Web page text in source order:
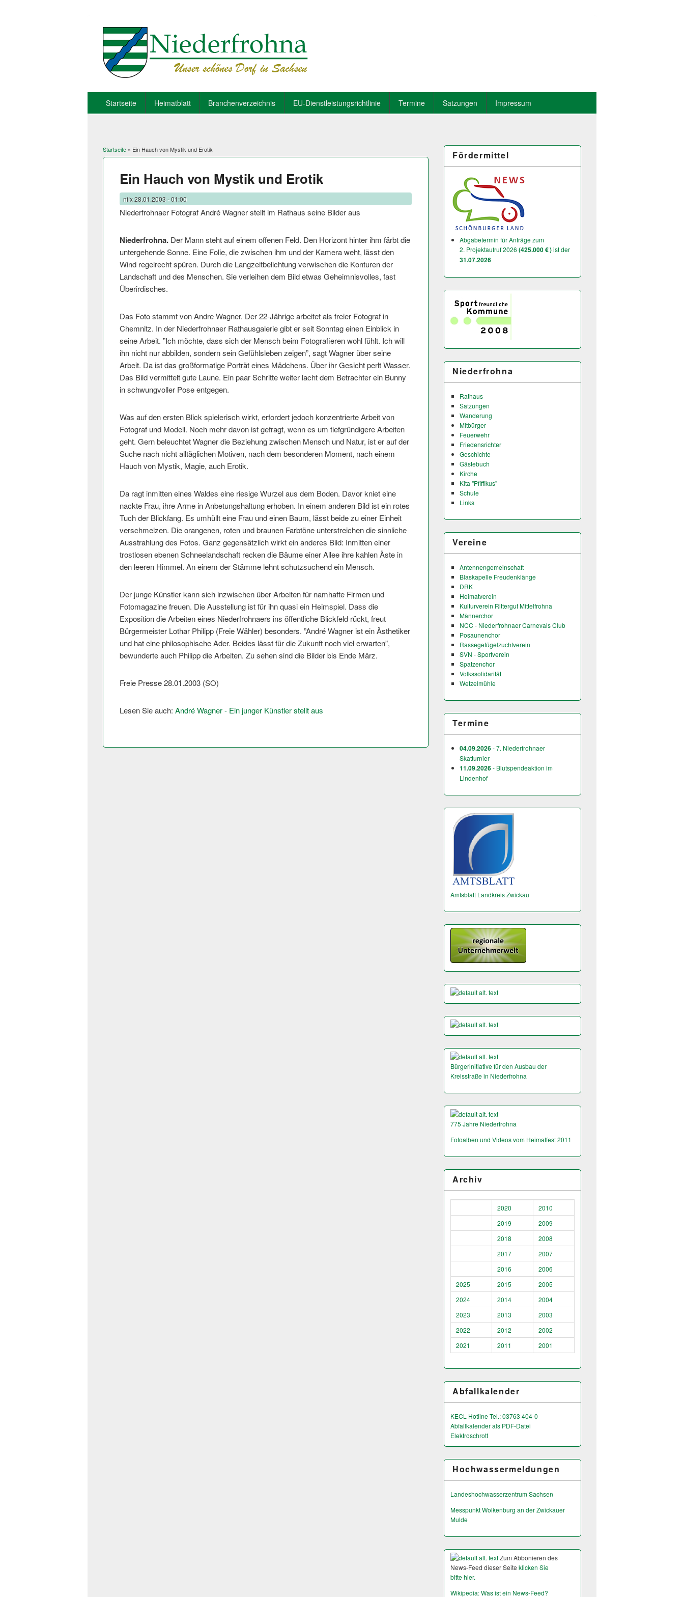
Startseite Heimatblatt Branchenverzeichnis EU-Dienstleistungsrichtlinie Termine Satzungen Impressum
Sie sind hier
Startseite » Ein Hauch von Mystik und Erotik
Ein Hauch von Mystik und Erotik
nfix28.01.2003 - 01:00
Niederfrohnaer Fotograf André Wagner stellt im Rathaus seine Bilder aus
Niederfrohna. Der Mann steht auf einem offenen Feld. Den Horizont hinter ihm färbt die
untergehende Sonne. Eine Folie, die zwischen ihm und der Kamera weht, lässt den
Wind regelrecht spüren. Durch die Langzeitbelichtung verwischen die Konturen der
Landschaft und des Menschen. Sie verleihen dem Bild etwas Geheimnisvolles, fast
Überirdisches.
Das Foto stammt von Andre Wagner. Der 22-Jährige arbeitet als freier Fotograf in
Chemnitz. In der Niederfrohnaer Rathausgalerie gibt er seit Sonntag einen Einblick in
seine Arbeit. ”Ich möchte, dass sich der Mensch beim Fotografieren wohl fühlt. Ich will
ihn nicht nur abbilden, sondern sein Gefühlsleben zeigen”, sagt Wagner über seine
Arbeit. Da ist das großformatige Porträt eines Mädchens. Über ihr Gesicht perlt Wasser.
Das Bild vermittelt gute Laune. Ein paar Schritte weiter lacht dem Betrachter ein Bunny
in schwungvoller Pose entgegen.
Was auf den ersten Blick spielerisch wirkt, erfordert jedoch konzentrierte Arbeit von
Fotograf und Modell. Noch mehr davon ist gefragt, wenn es um tiefgründigere Arbeiten
geht. Gern beleuchtet Wagner die Beziehung zwischen Mensch und Natur, ist er auf der
Suche nach nicht alltäglichen Motiven, nach dem besonderen Moment, nach einem
Hauch von Mystik, Magie, auch Erotik.
Da ragt inmitten eines Waldes eine riesige Wurzel aus dem Boden. Davor kniet eine
nackte Frau, ihre Arme in Anbetungshaltung erhoben. In einem anderen Bild ist ein rotes
Tuch der Blickfang. Es umhüllt eine Frau und einen Baum, lässt beide zu einer Einheit
verschmelzen. Die orangenen, roten und braunen Farbtöne unterstreichen die sinnliche
Ausstrahlung des Fotos. Ganz gegensätzlich wirkt ein anderes Bild: Inmitten einer
trostlosen ebenen Schneelandschaft recken die Bäume einer Allee ihre kahlen Äste in
den leeren Himmel. An einem der Stämme lehnt schutzsuchend ein Mensch.
Der junge Künstler kann sich inzwischen über Arbeiten für namhafte Firmen und
Fotomagazine freuen. Die Ausstellung ist für ihn quasi ein Heimspiel. Dass die
Exposition die Arbeiten eines Niederfrohnaers ins öffentliche Blickfeld rückt, freut
Bürgermeister Lothar Philipp (Freie Wähler) besonders. ”André Wagner ist ein Ästhetiker
und hat eine philosophische Ader. Beides lässt für die Zukunft noch viel erwarten”,
bewunderte auch Philipp die Arbeiten. Zu sehen sind die Bilder bis Ende März.
Freie Presse 28.01.2003 (SO)
Lesen Sie auch: André Wagner - Ein junger Künstler stellt aus
Fördermittel
Abgabetermin für Anträge zum
2. Projektaufruf 2026 (425.000 € )ist der
31.07.2026
Niederfrohna
Rathaus
Satzungen
Wanderung
Mitbürger
Feuerwehr
Friedensrichter
Geschichte
Gästebuch
Kirche
Kita "Pfiffikus"
Schule
Links
Vereine
Antennengemeinschaft
Blaskapelle Freudenklänge
DRK
Heimatverein
Kulturverein Rittergut Mittelfrohna
Männerchor
NCC - Niederfrohnaer Carnevals Club
Posaunenchor
Rassegefügelzuchtverein
SVN - Sportverein
Spatzenchor
Volkssolidarität
Wetzelmühle
Termine
04.09.2026- 7. Niederfrohnaer
Skatturnier
11.09.2026- Blutspendeaktion im
Lindenhof
Amtsblatt Landkreis Zwickau
Bürgerinitiative für den Ausbau der
Kreisstraße in Niederfrohna
775 Jahre Niederfrohna
Fotoalben und Videos vom Heimatfest 2011
Archiv
2020
2010
2019
2009
2018
2008
2017
2007
2016
2006
2025
2015
2005
2024
2014
2004
2023
2013
2003
2022
2012
2002
2021
2011 2001
Abfallkalender
KECL Hotline Tel.: 03763 404-0
Abfallkalender als PDF-Datei
Elektroschrott
Hochwassermeldungen
Landeshochwas­serzentrum Sachsen
Messpunkt Wolkenburg an der Zwickauer
Mulde
Zum Abbonieren des
News-Feed dieser Seite klicken Sie
bitte hier.
Wikipedia: Was ist ein News-Feed?